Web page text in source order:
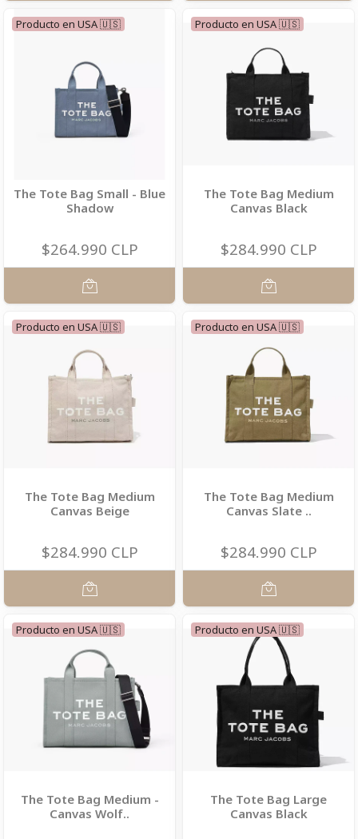
Producto en USA 🇺🇸
The Tote Bag Small - Blue
Shadow
$264.990 CLP
Producto en USA 🇺🇸
The Tote Bag Medium
Canvas Black
$284.990 CLP
Producto en USA 🇺🇸
The Tote Bag Medium
Canvas Beige
$284.990 CLP
Producto en USA 🇺🇸
The Tote Bag Medium
Canvas Slate ..
$284.990 CLP
Producto en USA 🇺🇸
The Tote Bag Medium -
Canvas Wolf..
Producto en USA 🇺🇸
The Tote Bag Large
Canvas Black